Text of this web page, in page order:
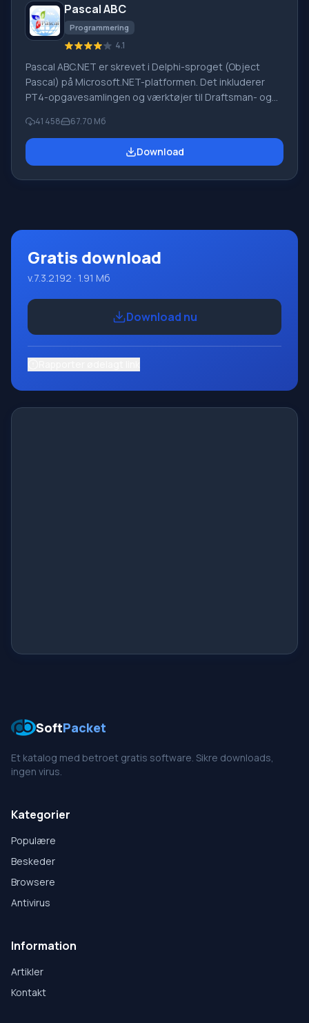
udenlandsk firma
Pascal ABC
Programmering
4.1
Pascal ABC.NET er skrevet i Delphi-sproget (Object
Pascal) på Microsoft.NET-platformen. Det inkluderer
PT4-opgavesamlingen og værktøjer til Draftsman- og
lærer programmering. Hovedformålet med Pascal
ABC.NET-programmeringssystemet er at studere og
undervise i moderne programmeringssprog. Funktioner
41 458 67.70 Мб
Download
Gratis download
v.7.3.2.192 · 1.91 Мб
Download nu
SoftPacket
Et katalog med betroet gratis software. Sikre downloads,
ingen virus.
Kategorier
Populære
Beskeder
Browsere
Antivirus
Information
Artikler
Kontakt